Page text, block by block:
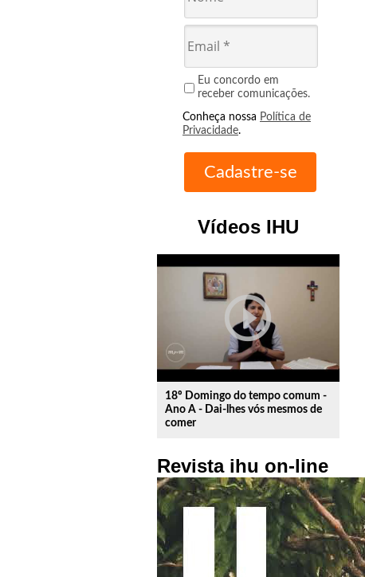
Eu concordo em
receber comunicações.
Conheça nossa Política de
Privacidade.
Vídeos IHU
play_circle_outline
18º Domingo do tempo comum -
Ano A - Dai-lhes vós mesmos de
comer
Revista ihu on-line